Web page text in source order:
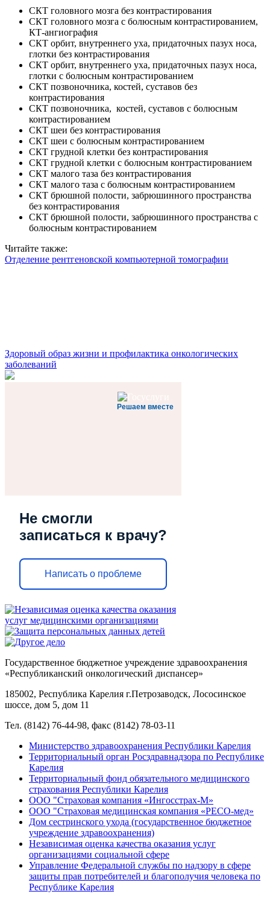
СКТ головного мозга без контрастирования
СКТ головного мозга с болюсным контрастированием,
КТ-ангиография
СКТ орбит, внутреннего уха, придаточных пазух носа,
глотки без контрастирования
СКТ орбит, внутреннего уха, придаточных пазух носа,
глотки с болюсным контрастированием
СКТ позвоночника, костей, суставов без
контрастирования
СКТ позвоночника, костей, суставов с болюсным
контрастированием
СКТ шеи без контрастирования
СКТ шеи с болюсным контрастированием
СКТ грудной клетки без контрастирования
СКТ грудной клетки с болюсным контрастированием
СКТ малого таза без контрастирования
СКТ малого таза с болюсным контрастированием
СКТ брюшной полости, забрюшинного пространства
без контрастирования
СКТ брюшной полости, забрюшинного пространства с
болюсным контрастированием
Читайте также:
Отделение рентгеновской компьютерной томографии
Здоровый образ жизни и профилактика онкологических
заболеваний
Решаем вместе
Не смогли
записаться к врачу?
Написать о проблеме
Государственное бюджетное учреждение здравоохранения
«Республиканский онкологический диспансер»
185002, Республика Карелия г.Петрозаводск, Лососинское
шоссе, дом 5, дом 11
Тел. (8142) 76-44-98, факс (8142) 78-03-11
Министерство здравоохранения Республики Карелия
Территориальный орган Росздравнадзора по Республике
Карелия
Территориальный фонд обязательного медицинского
страхования Республики Карелия
ООО "Страховая компания «Ингосстрах-М»
ООО "Страховая медицинская компания «РЕСО-мед»
Дом сестринского ухода (государственное бюджетное
учреждение здравоохранения)
Независимая оценка качества оказания услуг
организациями социальной сфере
Управление Федеральной службы по надзору в сфере
защиты прав потребителей и благополучия человека по
Республике Карелия